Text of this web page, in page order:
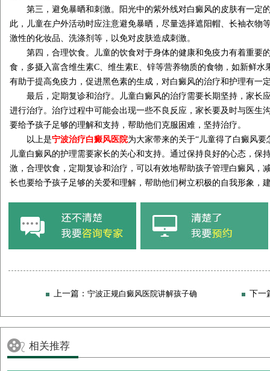
第三，避免暴晒和刺激。阳光中的紫外线对白癜风的皮肤有一定
此，儿童在户外活动时应注意避免暴晒，尽量选择遮阳帽、长袖衣物
激性的化妆品、洗涤剂等，以免对皮肤造成刺激。
第四，合理饮食。儿童的饮食对于身体的健康和免疫力有着重要
食，多摄入富含维生素C、维生素E、锌等营养物质的食物，如新鲜水
有助于提高免疫力，促进黑色素的生成，对白癜风的治疗和护理有一
最后，定期复诊和治疗。儿童白癜风的治疗需要长期坚持，家长
进行治疗。治疗过程中可能会出现一些不良反应，家长要及时与医生
要给予孩子足够的理解和支持，帮助他们克服困难，坚持治疗。
以上是宁波治疗白癜风医院为大家带来的关于“儿童得了白癜风
儿童白癜风的护理需要家长的关心和支持。通过保持良好的心态，保
激，合理饮食，定期复诊和治疗，可以有效地帮助孩子管理白癜风，
长也要给予孩子足够的关爱和理解，帮助他们树立积极的自我形象，
上一篇： 宁波正规白癜风医院讲解孩子确
诊得了白癜风要怎么护理呢?
下一
相关推荐